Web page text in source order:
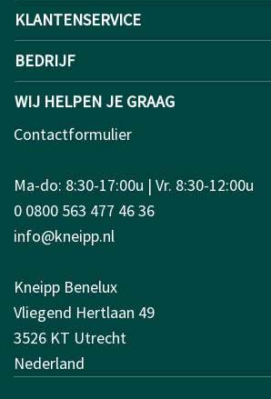
KLANTENSERVICE
BEDRIJF
WIJ HELPEN JE GRAAG
Contactformulier
Ma-do: 8:30-17:00u | Vr. 8:30-12:00u
0 0800 563 477 46 36
info@kneipp.nl
Kneipp Benelux
Vliegend Hertlaan 49
3526 KT Utrecht
Nederland